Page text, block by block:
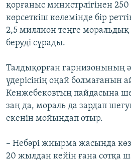
қорғаныс министрлігінен 250
көрсеткіш көлемінде бір
2,5 миллион теңге
беруді сұрады.
Талдықорған гарнизонының
үдерісінің оңай болмағанын
Кенжебековтың пайдасына
заң да, мораль да зардап
екенін мойындап отыр.
– Небәрі жиырма жасында
20 жылдан кейін ғана сотқа